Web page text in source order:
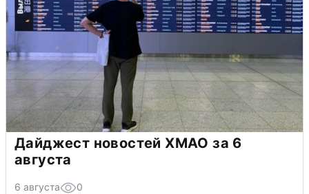
Дайджест новостей ХМАО за 6
августа
6 августа 0